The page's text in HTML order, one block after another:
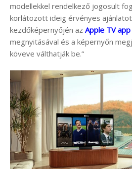
modellekkel rendelkező jogosult
korlátozott ideig érvényes
kezdőképernyőjén az Apple TV app
megnyitásával és a képernyőn
köveve válthatják be.”